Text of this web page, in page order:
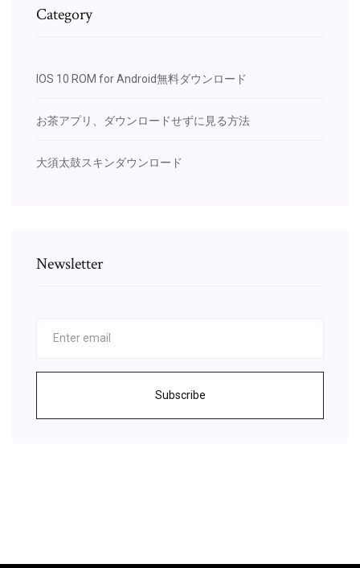
Category
IOS 10 ROM for Android無料ダウンロード
お茶アプリ、ダウンロードせずに見る方法
大須太鼓スキンダウンロード
Newsletter
Subscribe